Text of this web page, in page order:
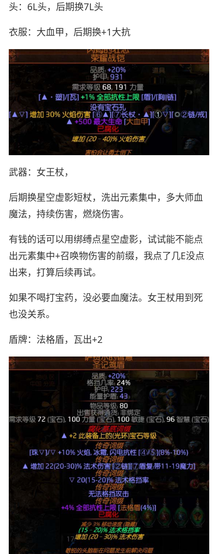
头：6L头，后期换7L头
衣服：大血甲，后期换+1大抗
武器：女王杖，
后期换星空虚影短杖，洗出元素集中，多大师血
魔法，持续伤害，燃烧伤害。
有钱的话可以用绑缚点星空虚影，试试能不能点
出元素集中+召唤物伤害的前缀，我点了几E没点
出来，打算后续再试。
如果不喝打宝药，没必要血魔法。女王杖用到死
也没关系。
盾牌：法格盾，瓦出+2